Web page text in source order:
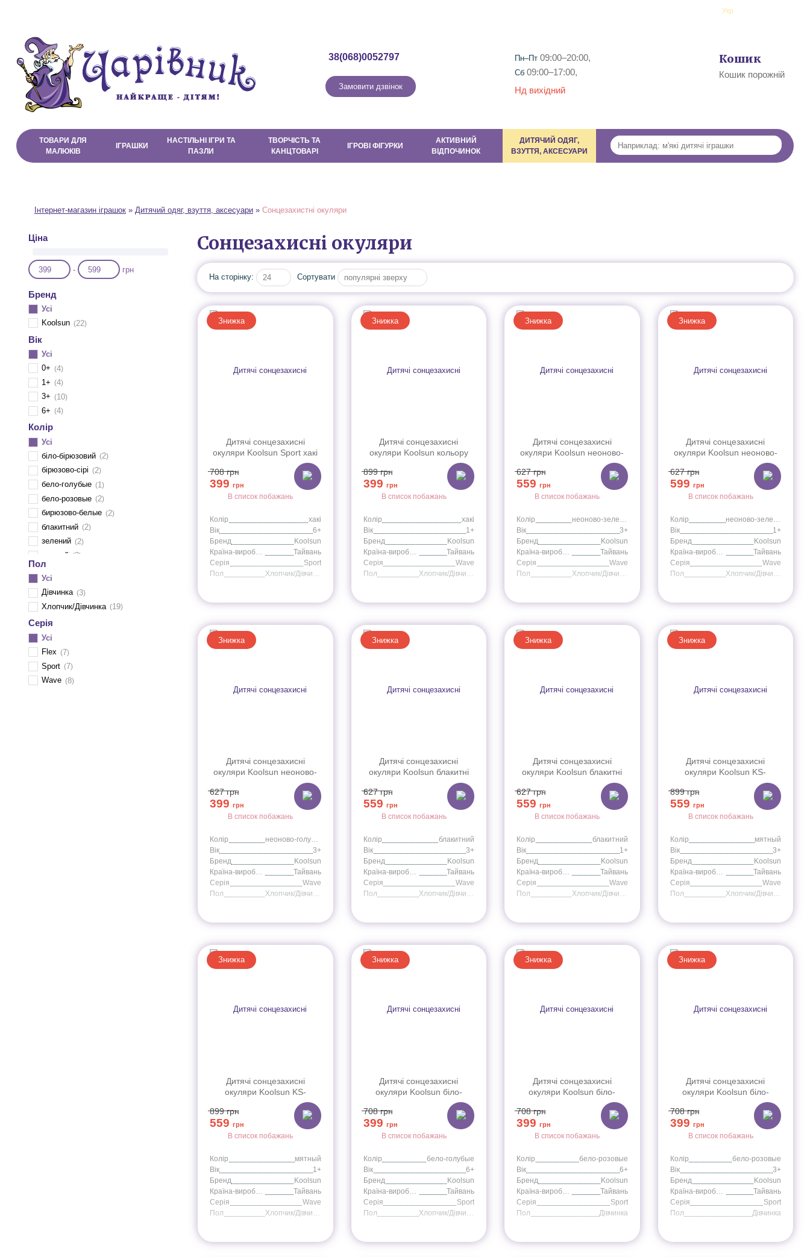
Укр
38(068)0052797
Замовити дзвінок
Пн–Пт 09:00–20:00,
Сб 09:00–17:00,
Нд вихідний
Кошик
Кошик порожній
ТОВАРИ ДЛЯ
МАЛЮКІВ
ІГРАШКИ
НАСТІЛЬНІ ІГРИ ТА
ПАЗЛИ
ТВОРЧІСТЬ ТА
КАНЦТОВАРІ
ІГРОВІ ФІГУРКИ
АКТИВНИЙ
ВІДПОЧИНОК
ДИТЯЧИЙ ОДЯГ,
ВЗУТТЯ, АКСЕСУАРИ
Інтернет-магазин іграшок » Дитячий одяг, взуття, аксесуари » Сонцезахистні окуляри
Ціна
- грн
Бренд
Усі
Koolsun
22
Вік
Усі
0+
4
1+
4
3+
10
6+
4
Колір
Усі
біло-бірюзовий
2
бірюзово-сірі
2
бело-голубые
1
бело-розовые
2
бирюзово-белые
2
блакитний
2
зелений
2
мятный
2
неоново-голубой
неоново-зеленый
розовий
1
хакі
3
Пол
Усі
Дівчинка
3
Хлопчик/Дівчинка
19
Серія
Усі
Flex
7
Sport
7
Wave
8
Сонцезахисні окуляри
На сторінку: 24 Сортувати популярні зверху
Знижка
Дитячі сонцезахисні
окуляри Koolsun Sport хакі
708грн
399 грн
В список побажань
Колір
хакі
Вік
6+
Бренд
Koolsun
Країна-виробник
Тайвань
Серія
Sport
Пол
Хлопчик/Дівчинка
Знижка
Дитячі сонцезахисні
окуляри Koolsun кольору
хакі серії Wave (Розмір: 1+)
899грн
399 грн
В список побажань
Колір
хакі
Вік
1+
Бренд
Koolsun
Країна-виробник
Тайвань
Серія
Wave
Пол
Хлопчик/Дівчинка
Знижка
Дитячі сонцезахисні
окуляри Koolsun неоново-
зелені серії Wave (Розмір:
627грн
559 грн
В список побажань
Колір
неоново-зеленый
Вік
3+
Бренд
Koolsun
Країна-виробник
Тайвань
Серія
Wave
Пол
Хлопчик/Дівчинка
Знижка
Дитячі сонцезахисні
окуляри Koolsun неоново-
зелені серії Wave (Розмір:
627грн
599 грн
В список побажань
Колір
неоново-зеленый
Вік
1+
Бренд
Koolsun
Країна-виробник
Тайвань
Серія
Wave
Пол
Хлопчик/Дівчинка
Знижка
Дитячі сонцезахисні
окуляри Koolsun неоново-
блакитні серії Wave (Розмір:
627грн
399 грн
В список побажань
Колір
Вік
3+
Бренд
Koolsun
Тайвань
Серія
Wave
Пол
Знижка
Дитячі сонцезахисні
окуляри Koolsun блакитні
серії Wave (Розмір: 3+)
627грн
559 грн
В список побажань
Колір
блакитний
Вік
3+
Бренд
Koolsun
Країна-виробник
Тайвань
Серія
Wave
Пол
Знижка
Дитячі сонцезахисні
окуляри Koolsun блакитні
серії Wave (Розмір: 1+)
627грн
559 грн
В список побажань
Колір
блакитний
Вік
1+
Бренд
Koolsun
Тайвань
Серія
Wave
Пол
Знижка
Дитячі сонцезахисні
окуляри Koolsun KS-
WABA003 м"ятного кольору
серії Wave (Розмір: 3+)
899грн
559 грн
В список побажань
Колір
мятный
Вік
3+
Бренд
Koolsun
Країна-виробник
Тайвань
Серія
Wave
Пол
Знижка
Дитячі сонцезахисні
окуляри Koolsun KS-
WABA001 м"ятного кольору
серії Wave (Розмір: 1+)
899грн
559 грн
В список побажань
Колір
мятный
Вік
1+
Бренд
Koolsun
Країна-виробник
Тайвань
Серія
Wave
Пол
Хлопчик/Дівчинка
Знижка
Дитячі сонцезахисні
окуляри Koolsun біло-
блакитні серії Sport (Розмір:
708грн
399 грн
В список побажань
Колір
бело-голубые
Вік
6+
Бренд
Koolsun
Країна-виробник
Тайвань
Серія
Sport
Пол
Хлопчик/Дівчинка
Знижка
Дитячі сонцезахисні
окуляри Koolsun біло-
рожеві серії Sport (Розмір:
708грн
399 грн
В список побажань
Колір
бело-розовые
Вік
6+
Бренд
Koolsun
Країна-виробник
Тайвань
Серія
Sport
Пол
Дівчинка
Знижка
Дитячі сонцезахисні
окуляри Koolsun біло-
рожеві серії Sport (Розмір:
708грн
399 грн
В список побажань
Колір
бело-розовые
Вік
3+
Бренд
Koolsun
Країна-виробник
Тайвань
Серія
Sport
Пол
Дівчинка